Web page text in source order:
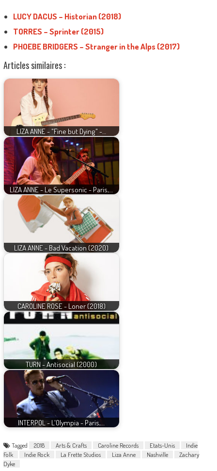
LUCY DACUS – Historian (2018)
TORRES – Sprinter (2015)
PHOEBE BRIDGERS – Stranger in the Alps (2017)
Articles similaires :
LIZA ANNE - "Fine but Dying" -…
LIZA ANNE - Le Supersonic - Paris,…
LIZA ANNE - Bad Vacation (2020)
CAROLINE ROSE - Loner (2018)
TURN - Antisocial (2000)
INTERPOL - L'Olympia - Paris,…
Tagged 2018 Arts & Crafts Caroline Records Etats-Unis
Indie
Folk
Indie Rock La Frette Studios Liza Anne Nashville
Zachary
Dyke